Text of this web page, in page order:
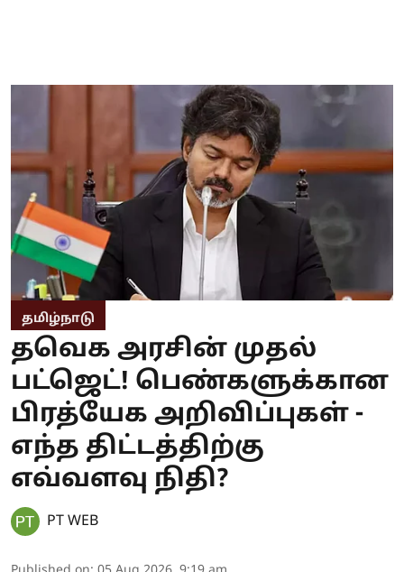
தமிழ்நாடு
தவெக அரசின் முதல்
பட்ஜெட்! பெண்களுக்கான
பிரத்யேக அறிவிப்புகள் -
எந்த திட்டத்திற்கு
எவ்வளவு நிதி?
PT WEB